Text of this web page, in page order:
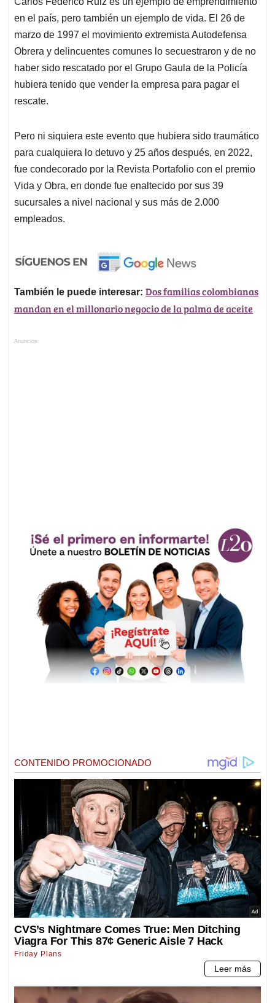
en el país, pero también un ejemplo de vida. El 26 de
marzo de 1997 el movimiento extremista Autodefensa
Obrera y delincuentes comunes lo secuestraron y de no
haber sido rescatado por el Grupo Gaula de la Policía
hubiera tenido que vender la empresa para pagar el
rescate.
Pero ni siquiera este evento que hubiera sido traumático
para cualquiera lo detuvo y 25 años después, en 2022,
fue condecorado por la Revista Portafolio con el premio
Vida y Obra, en donde fue enaltecido por sus 39
sucursales a nivel nacional y sus más de 2.000
empleados.
También le puede interesar: Dos familias colombianas
mandan en el millonario negocio de la palma de aceite
Anuncios.